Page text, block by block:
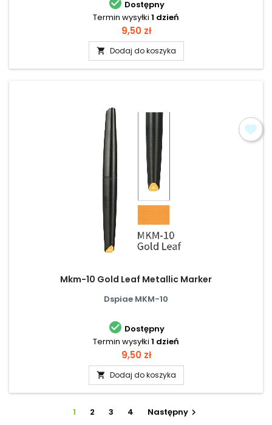
Dostępny
Termin wysyłki 1 dzień
Cena
9,50 zł
 Dodaj do koszyka
Mkm-10 Gold Leaf Metallic Marker
Dspiae MKM-10
 Dostępny
Termin wysyłki 1 dzień
Cena
9,50 zł
 Dodaj do koszyka
1 2 3 4 Następny 